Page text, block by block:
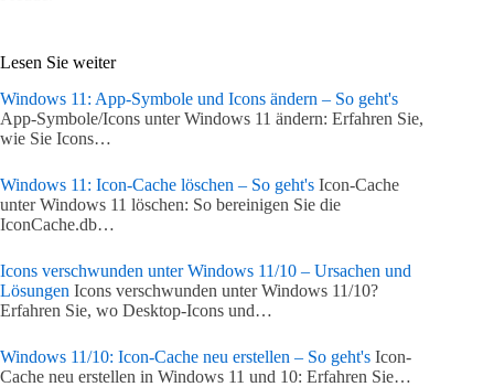
Lesen Sie weiter
Windows 11: App-Symbole und Icons ändern – So geht's
App-Symbole/Icons unter Windows 11 ändern: Erfahren Sie,
wie Sie Icons…
Windows 11: Icon-Cache löschen – So geht's Icon-Cache
unter Windows 11 löschen: So bereinigen Sie die
IconCache.db…
Icons verschwunden unter Windows 11/10 – Ursachen und
Lösungen Icons verschwunden unter Windows 11/10?
Erfahren Sie, wo Desktop-Icons und…
Windows 11/10: Icon-Cache neu erstellen – So geht's Icon-
Cache neu erstellen in Windows 11 und 10: Erfahren Sie…